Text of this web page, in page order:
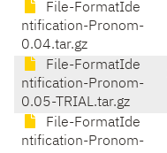
File-FormatIde
ntification-Pronom-
0.04.tar.gz
File-FormatIde
ntification-Pronom-
0.05-TRIAL.tar.gz
File-FormatIde
ntification-Pronom-